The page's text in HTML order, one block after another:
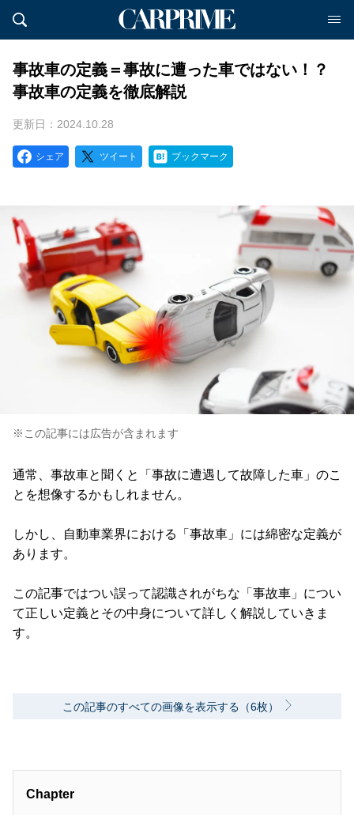
事故車の定義＝事故に遭った車ではない！？
事故車の定義を徹底解説
更新日：2024.10.28
シェア ツイート ブックマーク
※この記事には広告が含まれます
通常、事故車と聞くと「事故に遭遇して故障した車」のこ
とを想像するかもしれません。
しかし、自動車業界における「事故車」には綿密な定義が
あります。
この記事ではつい誤って認識されがちな「事故車」につい
て正しい定義とその中身について詳しく解説していきま
す。
この記事のすべての画像を表示する（6枚）
Chapter